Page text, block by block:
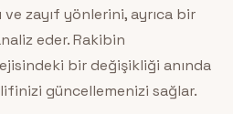
zayıf yönlerini, ayrıca bir
eder. Rakibin
bir değişikliği anında
güncellemenizi sağlar.